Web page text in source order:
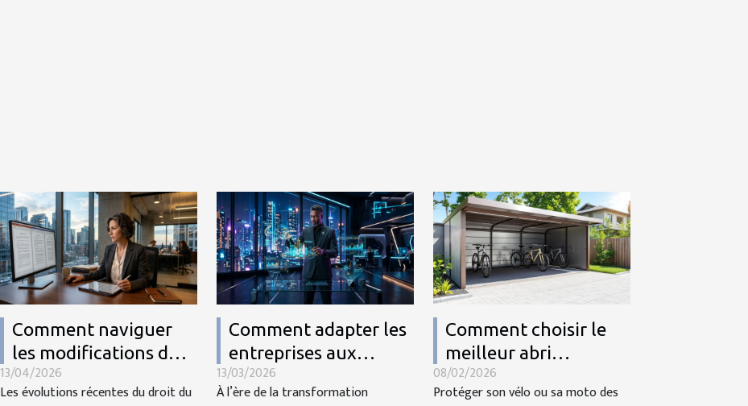
Comment naviguer
les modifications du
droit du travail en
2026 ?
13/04/2026
Les évolutions récentes du droit du
Comment adapter les
entreprises aux
changements
technologiques de
13/03/2026
À l’ère de la transformation
Comment choisir le
meilleur abri
métallique pour votre
vélo ou moto ?
08/02/2026
Protéger son vélo ou sa moto des